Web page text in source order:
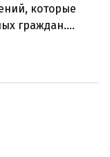
которые
граждан.
в